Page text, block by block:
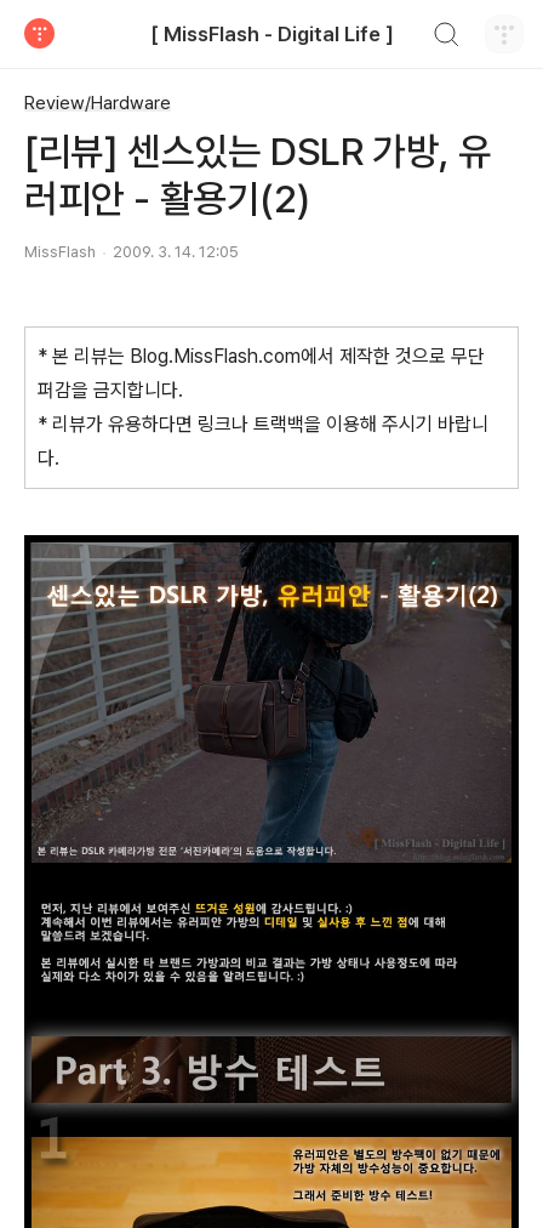
[ MissFlash - Digital Life ]
Review/Hardware
[리뷰] 센스있는 DSLR 가방, 유
러피안 - 활용기(2)
MissFlash 2009. 3. 14. 12:05
* 본 리뷰는 Blog.MissFlash.com에서 제작한 것으로 무단
퍼감을 금지합니다.
* 리뷰가 유용하다면 링크나 트랙백을 이용해 주시기 바랍니
다.